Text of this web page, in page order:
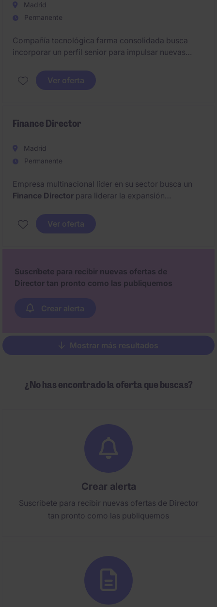
Madrid
Permanente
Compañía tecnológica farma consolidada busca
incorporar un perfil senior para impulsar nuevas
salud digital, retail Farma y soluciones B2B
estratégicas y la colaboración con el canal de
Ver oferta
Finance Director
Madrid
Permanente
Empresa multinacional líder en su sector busca un
Finance Director para liderar la expansión
enMadrid Centro . El candidato ideal contará con
8 años de experienciaen una multinacional de
Ver oferta
Suscríbete para recibir nuevas ofertas de
Director tan pronto como las publiquemos
Crear alerta
Pagination
Mostrar más resultados
¿No has encontrado la oferta que buscas?
Crear alerta
Suscribete para recibir nuevas ofertas de Director
tan pronto como las publiquemos